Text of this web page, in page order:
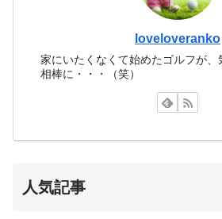
loveloveranko
家にいたくなくて始めたゴルフが
相棒に・・・（笑）
人気記事